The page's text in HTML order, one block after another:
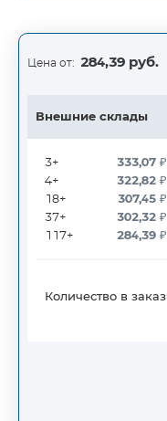
Цена от: 284,39 руб.
Внешние склады
3+
4+
18+
37+
117+
333,07₽
322,82₽
307,45₽
302,32₽
284,39₽
Количество в заказ